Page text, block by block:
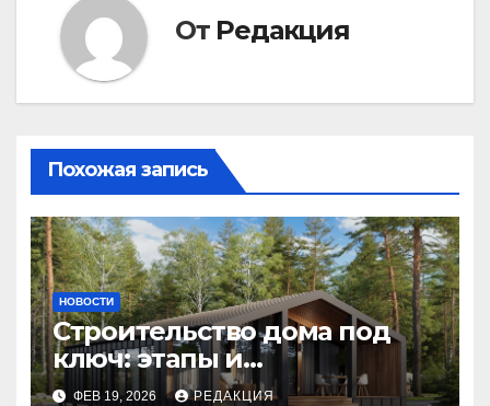
От Редакция
Похожая запись
НОВОСТИ
Строительство дома под
ключ: этапы и
планирование бюджета
ФЕВ 19, 2026 РЕДАКЦИЯ